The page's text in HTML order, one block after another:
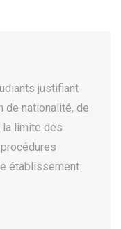
justifiant
nationalité, de
la limite des
établissement.